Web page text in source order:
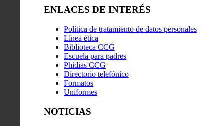
ENLACES DE INTERÉS
Política de tratamiento de datos personales
Línea ética
Biblioteca CCG
Escuela para padres
Phidias CCG
Directorio telefónico
Formatos
Uniformes
NOTICIAS